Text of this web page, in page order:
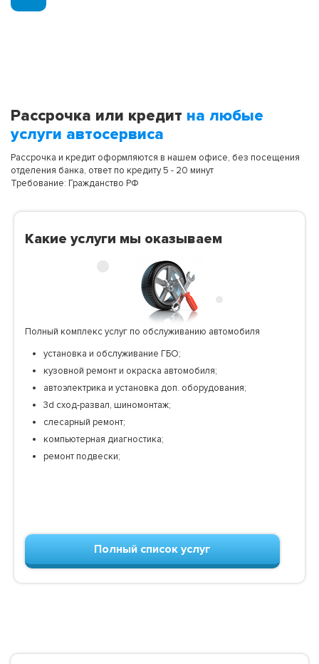
Рассрочка или кредит на любые
услуги автосервиса
Рассрочка и кредит оформляются в нашем офисе, без посещения
отделения банка, ответ по кредиту 5 - 20 минут
Требование: Гражданство РФ
Какие услуги мы оказываем
Полный комплекс услуг по обслуживанию автомобиля
установка и обслуживание ГБО;
кузовной ремонт и окраска автомобиля;
автоэлектрика и установка доп. оборудования;
3d сход-развал, шиномонтаж;
слесарный ремонт;
компьютерная диагностика;
ремонт подвески;
Полный список услуг